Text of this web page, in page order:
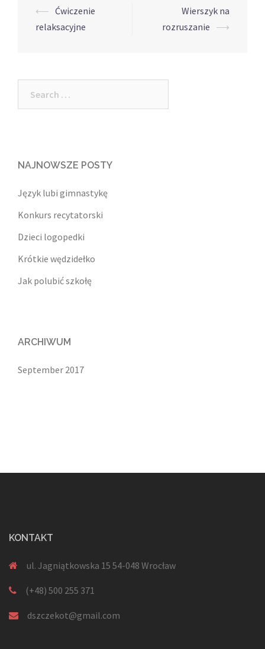
Post
navigation
⟵ Ćwiczenie
relaksacyjne
Wierszyk na
rozruszanie ⟶
NAJNOWSZE POSTY
Język lubi gimnastykę
Konkurs recytatorski
Dzieci logopedki
Krótkie wędzidełko
Jak polubić szkołę
ARCHIWUM
September 2017
KONTAKT
ul. Jagniątkowska 15 54-048 Wrocław
(+48) 500 255 371
dszczekot@gmail.com